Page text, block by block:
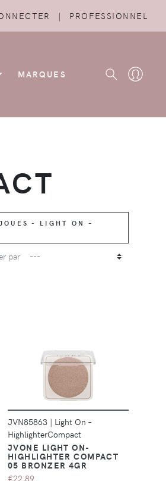
| PROFESSIONNEL
MARQUES
- LIGHT ON –
par
DÉTAILS
JVN85863 | Light On –
HighlighterCompact
JVONE LIGHT ON-
HIGHLIGHTER COMPACT
05 BRONZER 4GR
€22,89